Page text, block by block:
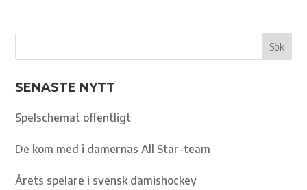
SENASTE NYTT
Spelschemat offentligt
De kom med i damernas All Star-team
Årets spelare i svensk damishockey